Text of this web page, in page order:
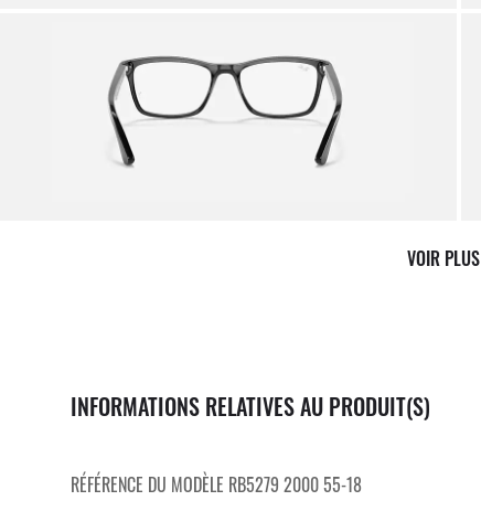
VOIR PLUS
INFORMATIONS RELATIVES AU PRODUIT(S)
RÉFÉRENCE DU MODÈLE RB5279 2000 55-18